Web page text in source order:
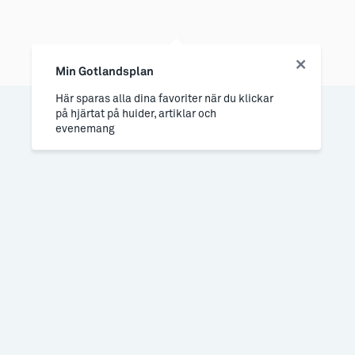
Min Gotlandsplan
Här sparas alla dina favoriter när du klickar
på hjärtat på huider, artiklar och
evenemang